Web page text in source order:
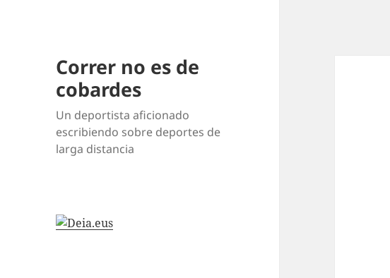
Correr no es de
cobardes
Un deportista aficionado
escribiendo sobre deportes de
larga distancia